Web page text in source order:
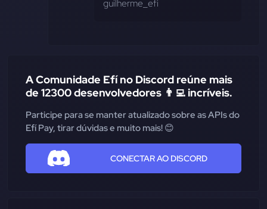
A Comunidade Efí no Discord reúne mais
de 12300 desenvolvedores 👨‍💻 incríveis.
Participe para se manter atualizado sobre as APIs do
Efí Pay, tirar dúvidas e muito mais! 😊
CONECTAR AO DISCORD